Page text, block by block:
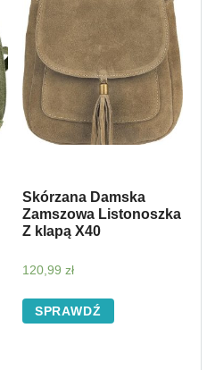
Skórzana Damska
Zamszowa Listonoszka
Z klapą X40
120,99 zł
SPRAWDŹ